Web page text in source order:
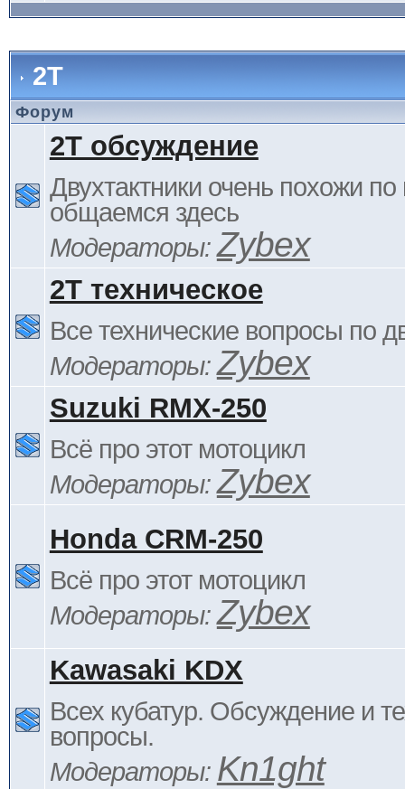
2Т
Форум
2Т обсуждение
Двухтактники очень похожи по
общаемся здесь
Модераторы:Zybex
2Т техническое
Все технические вопросы по
Модераторы:Zybex
Suzuki RMX-250
Всё про этот мотоцикл
Модераторы:Zybex
Honda CRM-250
Всё про этот мотоцикл
Модераторы:Zybex
Kawasaki KDX
Всех кубатур. Обсуждение и
вопросы.
Модераторы: Kn1ght